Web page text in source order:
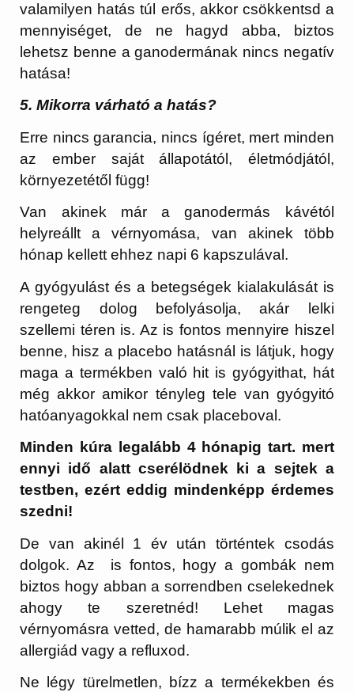
valamilyen hatás túl erős, akkor csökkentsd a
mennyiséget, de ne hagyd abba, biztos
lehetsz benne a ganodermának nincs negatív
hatása!
5. Mikorra várható a hatás?
Erre nincs garancia, nincs ígéret, mert minden
az ember saját állapotától, életmódjától,
környezetétől függ!
Van akinek már a ganodermás kávétól
helyreállt a vérnyomása, van akinek több
hónap kellett ehhez napi 6 kapszulával.
A gyógyulást és a betegségek kialakulását is
rengeteg dolog befolyásolja, akár lelki
szellemi téren is. Az is fontos mennyire hiszel
benne, hisz a placebo hatásnál is látjuk, hogy
maga a termékben való hit is gyógyithat, hát
még akkor amikor tényleg tele van gyógyitó
hatóanyagokkal nem csak placeboval.
Minden kúra legalább 4 hónapig tart. mert
ennyi idő alatt cserélödnek ki a sejtek a
testben, ezért eddig mindenképp érdemes
szedni!
De van akinél 1 év után történtek csodás
dolgok. Az is fontos, hogy a gombák nem
biztos hogy abban a sorrendben cselekednek
ahogy te szeretnéd! Lehet magas
vérnyomásra vetted, de hamarabb múlik el az
allergiád vagy a refluxod.
Ne légy türelmetlen, bízz a termékekben és